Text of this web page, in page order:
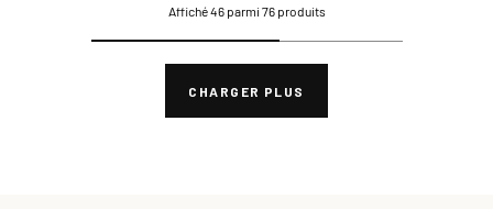
Affiché 46 parmi 76 produits
CHARGER PLUS